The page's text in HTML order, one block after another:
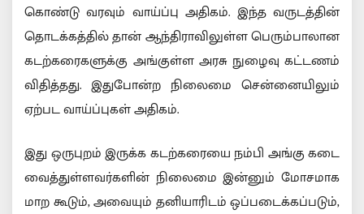
கொண்டு வரவும் வாய்ப்பு அதிகம். இந்த வருடத்தின்
தொடக்கத்தில் தான் ஆந்திராவிலுள்ள பெரும்பாலான
கடற்கரைகளுக்கு அங்குள்ள அரசு நுழைவு கட்டணம்
விதித்தது. இதுபோன்ற நிலைமை சென்னையிலும்
ஏற்பட வாய்ப்புகள் அதிகம்.
இது ஒருபுறம் இருக்க கடற்கரையை நம்பி அங்கு கடை
வைத்துள்ளவர்களின் நிலைமை இன்னும் மோசமாக
மாற கூடும், அவையும் தனியாரிடம் ஒப்படைக்கப்படும்,